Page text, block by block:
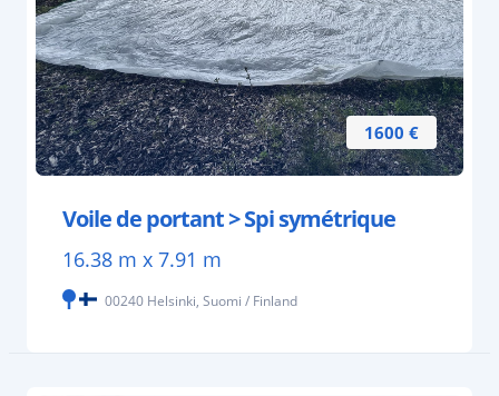
1600 €
Voile de portant > Spi symétrique
16.38 m x 7.91 m
00240 Helsinki, Suomi / Finland